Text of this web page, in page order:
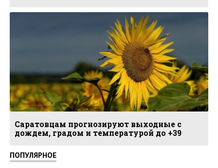
Саратовцам прогнозируют выходные с
дождем, градом и температурой до +39
ПОПУЛЯРНОЕ